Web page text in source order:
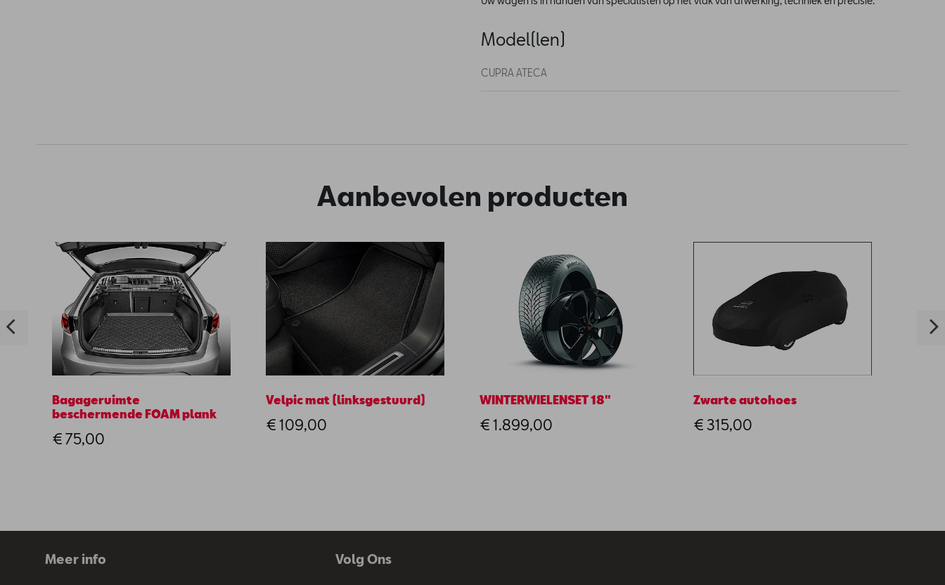
Model(len)
CUPRA ATECA
Aanbevolen producten
Bagageruimte
beschermende FOAM plank
€ 75,00
Velpic mat (linksgestuurd)
€ 109,00
WINTERWIELENSET 18"
€ 1.899,00
Zwarte autohoes
€ 315,00
Meer info Volg Ons